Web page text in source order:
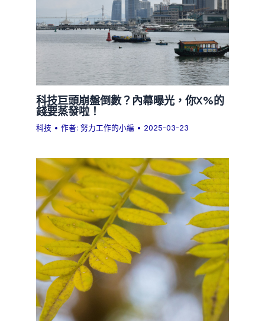
科技巨頭崩盤倒數？內幕曝光，你X%的
錢要蒸發啦！
科技 • 作者:努力工作的小編 • 2025-03-23